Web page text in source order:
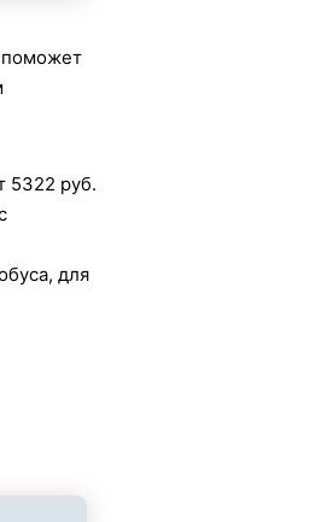
поможет
5322 руб.
для